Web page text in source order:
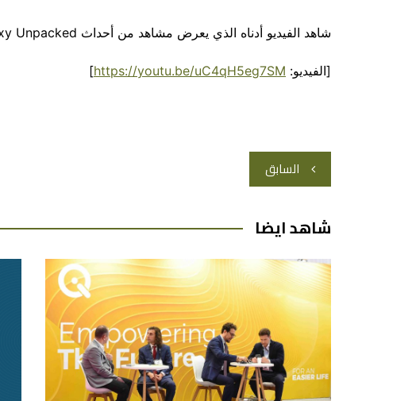
شاهد الفيديو أدناه الذي يعرض مشاهد من أحداث Galaxy Unpacked السابقة.
[الفيديو: https://youtu.be/uC4qH5eg7SM
]
تصفّح
المقالات
السابق
شاهد ايضا